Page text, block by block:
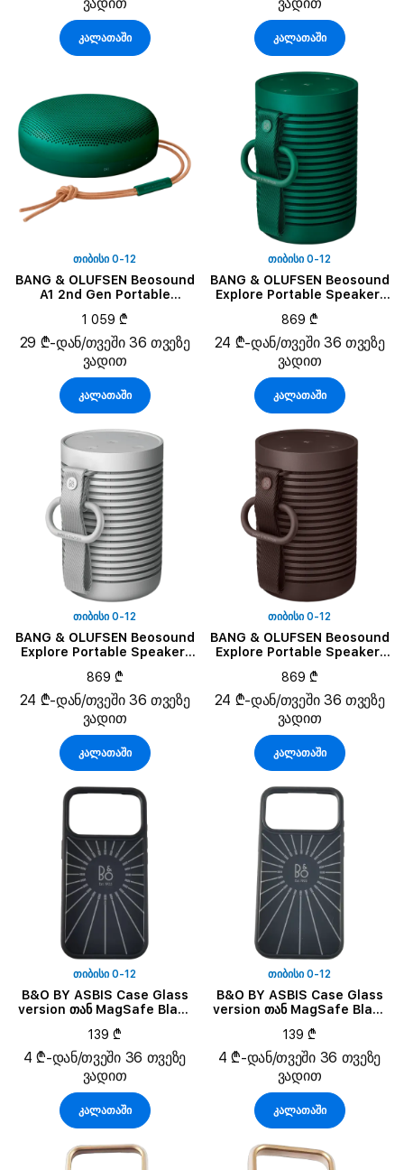
კალათაში კალათაში
ᲗᲘᲑᲘᲡᲘ 0-12
BANG & OLUFSEN Beosound
A1 2nd Gen Portable
1 059 ₾
29 ₾-დან/თვეში 36 თვეზე
ვადით
კალათაში
ᲗᲘᲑᲘᲡᲘ 0-12
BANG & OLUFSEN Beosound
Explore Portable Speaker,
869 ₾
24 ₾-დან/თვეში 36 თვეზე
ვადით
კალათაში
ᲗᲘᲑᲘᲡᲘ 0-12
BANG & OLUFSEN Beosound
Explore Portable Speaker,
869 ₾
24 ₾-დან/თვეში 36 თვეზე
ვადით
კალათაში
ᲗᲘᲑᲘᲡᲘ 0-12
BANG & OLUFSEN Beosound
Explore Portable Speaker,
869 ₾
24 ₾-დან/თვეში 36 თვეზე
ვადით
კალათაში
ᲗᲘᲑᲘᲡᲘ 0-12
B&O BY ASBIS Case Glass
version თან MagSafe Black
Pro
139 ₾
4 ₾-დან/თვეში 36 თვეზე
ვადით
კალათაში
ᲗᲘᲑᲘᲡᲘ 0-12
B&O BY ASBIS Case Glass
version თან MagSafe Black
Pro Max
139 ₾
4 ₾-დან/თვეში 36 თვეზე
ვადით
კალათაში